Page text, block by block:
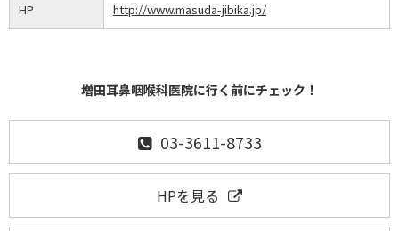
HP http://www.masuda-jibika.jp/
増田耳鼻咽喉科医院に行く前にチェック！
03-3611-8733
HPを見る